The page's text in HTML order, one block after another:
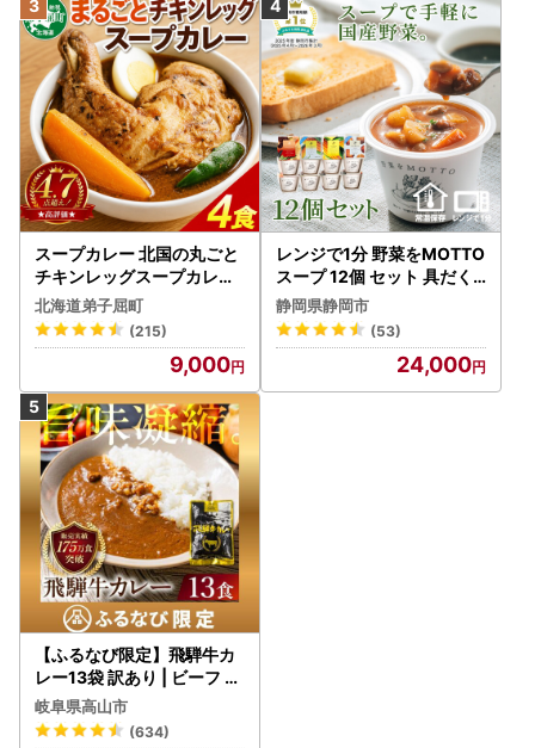
スープカレー 北国の丸ごと
チキンレッグスープカレー
4個 3739
北海道弟子屈町
(215)
9,000
レンジで1分 野菜をMOTTO
スープ 12個 セット 具だく
さんスープ 朝食 惣菜 国産
野菜 常温保存
静岡県静岡市
(53)
24,000
【ふるなび限定】飛騨牛カ
レー13袋 訳あり | ビーフ レ
トルト 訳あり DC006-CP
01 FN-Limited-VO
岐阜県高山市
(634)